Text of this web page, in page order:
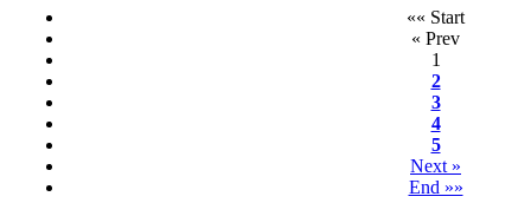
«« Start
« Prev
1
2
3
4
5
Next »
End »»